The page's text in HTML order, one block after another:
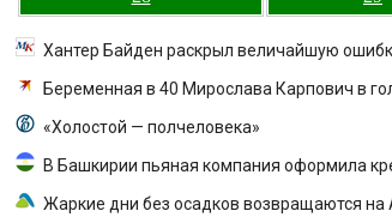
Хантер Байден раскрыл величайшую
Беременная в 40 Мирослава Карпович в
«Холостой — полчеловека»
В Башкирии пьяная компания оформила
Жаркие дни без осадков возвращаются на